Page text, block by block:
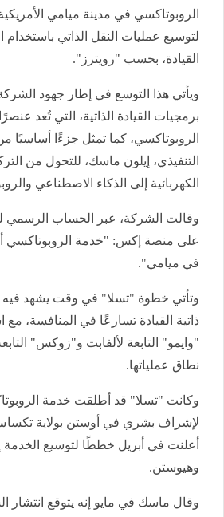
الروبوتاكسي في مدينة ميامي
لتوسيع عمليات النقل الذاتي باستخدام
القيادة، بحسب "رويترز".
ويأتي هذا التوسع في إطار جهود الشركة
برمجيات القيادة الذاتية، التي تُعد
الروبوتاكسي، كما تمثل جزءًا أساسيًا
التنفيذي، إيلون ماسك، للتحول من
الكهربائية إلى الذكاء الاصطناعي
وقالت الشركة، عبر الحساب الرسمي
على منصة إكس: "خدمة الروبوتاكسي
في ميامي".
وتأتي خطوة "تسلا" في وقت يشهد فيه
ذاتية القيادة تسارعًا في المنافسة،
"وايمو" التابعة لألفابت و"زوكس"
نطاق عملياتها.
وكانت "تسلا" قد أطلقت خدمة
لإشراف بشري في أوستن بولاية تكساس
أعلنت في أبريل خططًا لتوسيع الخدمة
وهيوستن.
وقال ماسك في مايو إنه يتوقع انتشار